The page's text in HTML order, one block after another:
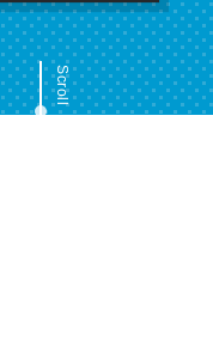
Scroll
うなと凄く思う。英語少
Fucking Go. Then Covid
ートバー